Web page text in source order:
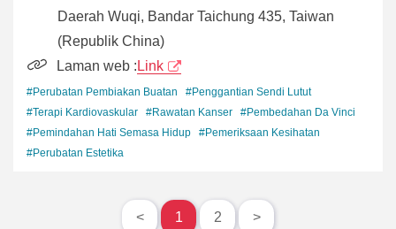
Daerah Wuqi, Bandar Taichung 435, Taiwan
(Republik China)
Laman web : Link
#Perubatan Pembiakan Buatan
#Penggantian Sendi Lutut
#Terapi Kardiovaskular
#Rawatan Kanser
#Pembedahan Da Vinci
#Pemindahan Hati Semasa Hidup
#Pemeriksaan Kesihatan
#Perubatan Estetika
< 1 2 >